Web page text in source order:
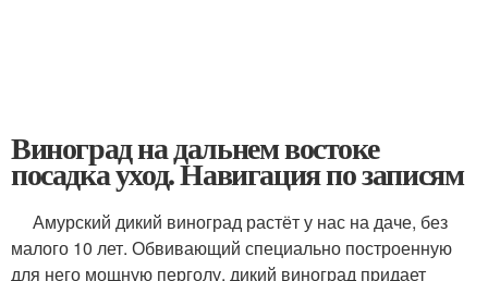
Виноград на дальнем востоке
посадка уход. Навигация по записям
Амурский дикий виноград растёт у нас на даче, без
малого 10 лет. Обвивающий специально построенную
для него мощную перголу, дикий виноград придает